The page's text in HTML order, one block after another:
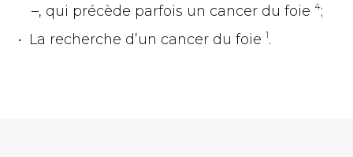
–, qui précède parfois un cancer du foie4;
La recherche d’un cancer du foie 1.